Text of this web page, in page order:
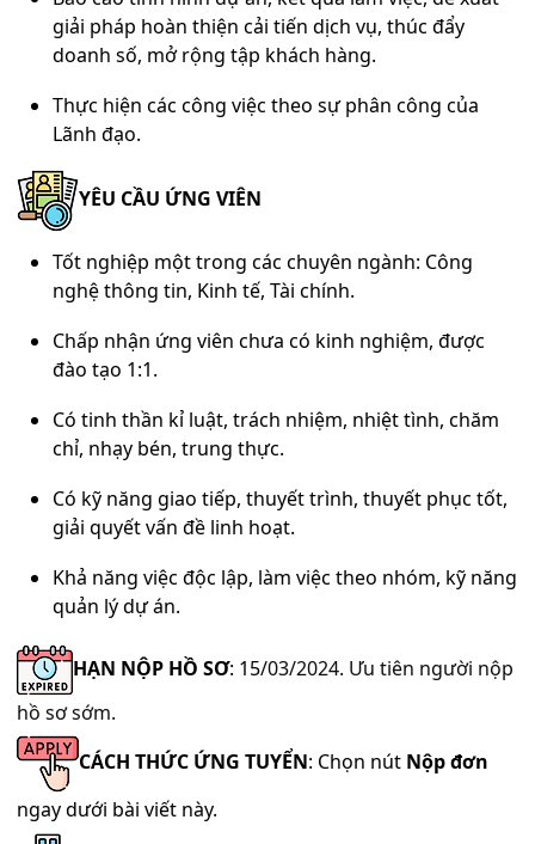
giải pháp hoàn thiện cải tiến dịch vụ, thúc đẩy
doanh số, mở rộng tập khách hàng.
Thực hiện các công việc theo sự phân công của
Lãnh đạo.
YÊU CẦU ỨNG VIÊN
Tốt nghiệp một trong các chuyên ngành: Công
nghệ thông tin, Kinh tế, Tài chính.
Chấp nhận ứng viên chưa có kinh nghiệm, được
đào tạo 1:1.
Có tinh thần kỉ luật, trách nhiệm, nhiệt tình, chăm
chỉ, nhạy bén, trung thực.
Có kỹ năng giao tiếp, thuyết trình, thuyết phục tốt,
giải quyết vấn đề linh hoạt.
Khả năng việc độc lập, làm việc theo nhóm, kỹ năng
quản lý dự án.
HẠN NỘP HỒ SƠ: 15/03/2024. Ưu tiên người nộp
hồ sơ sớm.
CÁCH THỨC ỨNG TUYỂN: Chọn nút Nộp đơn
ngay dưới bài viết này.